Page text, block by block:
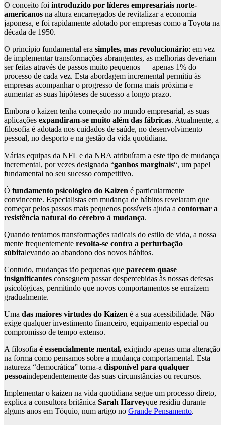
O conceito foi introduzido por líderes empresariais norte-
americanos na altura encarregados de revitalizar a economia
japonesa, e foi rapidamente adotado por empresas como a Toyota na
década de 1950.
O princípio fundamental era simples, mas revolucionário: em vez
de implementar transformações abrangentes, as melhorias deveriam
ser feitas através de passos muito pequenos — apenas 1% do
processo de cada vez. Esta abordagem incremental permitiu às
empresas acompanhar o progresso de forma mais próxima e
aumentar as suas hipóteses de sucesso a longo prazo.
Embora o kaizen tenha começado no mundo empresarial, as suas
aplicações expandiram-se muito além das fábricas. Atualmente, a
filosofia é adotada nos cuidados de saúde, no desenvolvimento
pessoal, no desporto e na gestão da vida quotidiana.
Várias equipas da NFL e da NBA atribuíram a este tipo de mudança
incremental, por vezes designada “ganhos marginais“, um papel
fundamental no seu sucesso competitivo.
Ó fundamento psicológico do Kaizen é particularmente
convincente. Especialistas em mudança de hábitos revelaram que
começar pelos passos mais pequenos possíveis ajuda a contornar a
resistência natural do cérebro à mudança.
Quando tentamos transformações radicais do estilo de vida, a nossa
mente frequentemente revolta-se contra a perturbação
súbitalevando ao abandono dos novos hábitos.
Contudo, mudanças tão pequenas que parecem quase
insignificantes conseguem passar despercebidas às nossas defesas
psicológicas, permitindo que novos comportamentos se enraízem
gradualmente.
Uma das maiores virtudes do Kaizen é a sua acessibilidade. Não
exige qualquer investimento financeiro, equipamento especial ou
compromisso de tempo extenso.
A filosofia é essencialmente mental, exigindo apenas uma alteração
na forma como pensamos sobre a mudança comportamental. Esta
natureza “democrática” torna-a disponível para qualquer
pessoaindependentemente das suas circunstâncias ou recursos.
Implementar o kaizen na vida quotidiana segue um processo direto,
explica a consultora britânica Sarah Harveyque residiu durante
alguns anos em Tóquio, num artigo no Grande Pensamento.